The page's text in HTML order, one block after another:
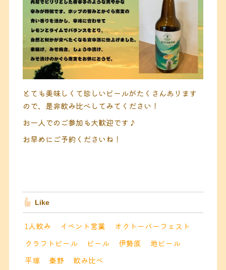
とても美味しくて珍しいビールがたくさんあります
ので、是非飲み比べしてみてください！
お一人でのご参加も大歓迎です♪
お早めにご予約くださいね！
Like
1人飲み イベント営業
オクトーバーフェスト
クラフトビール
ビール 伊勢原
地ビール
平塚
秦野 飲み比べ